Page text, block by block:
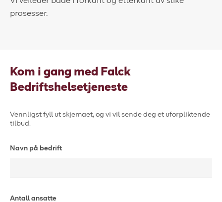
prosesser.
Kom i gang med Falck
Bedriftshelsetjeneste
Vennligst fyll ut skjemaet, og vi vil sende deg et uforpliktende
tilbud.
Navn på bedrift
Antall ansatte